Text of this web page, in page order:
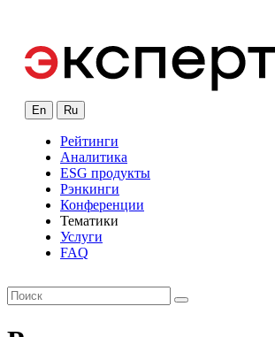
En Ru
Рейтинги
Аналитика
ESG продукты
Рэнкинги
Конференции
Тематики
Услуги
FAQ